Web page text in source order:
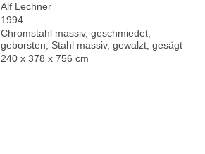
Alf Lechner
1994
Chromstahl massiv, geschmiedet,
geborsten; Stahl massiv, gewalzt, gesägt
240 x 378 x 756 cm